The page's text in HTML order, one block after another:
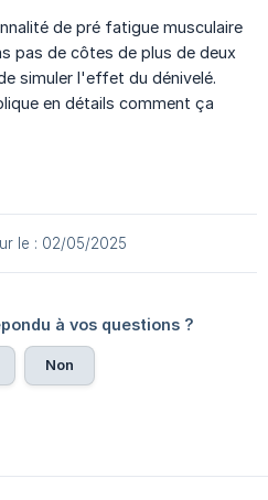
de pré fatigue musculaire
pas de côtes de plus de deux
simuler l'effet du dénivelé.
en détails comment ça
le : 02/05/2025
à vos questions ?
Non